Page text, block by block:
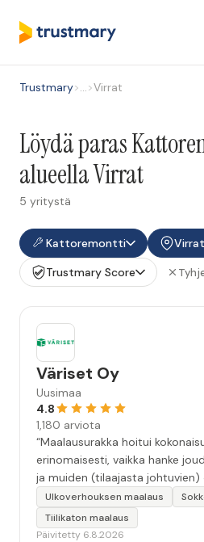
Trustmary>…>Virrat
Löydä paras
alueella Virrat
5 yritystä
Kattoremontti
Virrat
Trustmary Score
Väriset Oy
Uusimaa
4.8
1,180 arviota
“Maalausurakka hoitui
erinomaisesti, vaikka hanke
ja muiden (tilaajasta johtuvien)
keskeyttämään n. 3 viikoksi.
hyvä, yhteydenpito
huolellisesti. Suosittelen.
Ulkoverhouksen maalaus
Tiilikaton maalaus
Päivitetty 6.8.2026